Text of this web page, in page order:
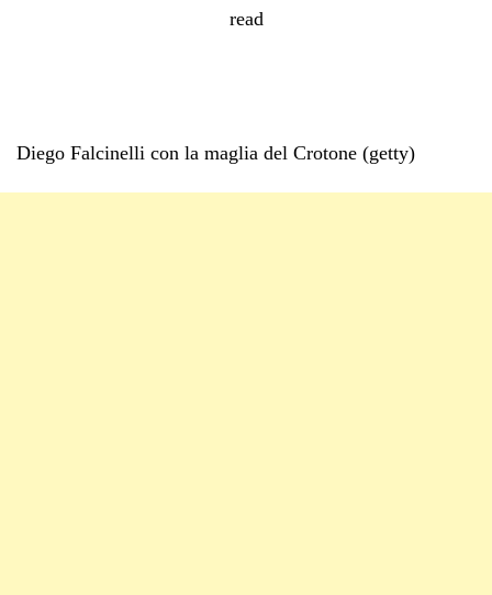
read
Diego Falcinelli con la maglia del Crotone (getty)